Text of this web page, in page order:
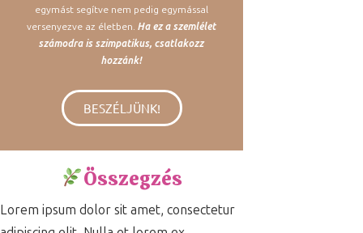
egymást segítve nem pedig egymással
versenyezve az életben. Ha ez a szemlélet
számodra is szimpatikus, csatlakozz
hozzánk!
BESZÉLJÜNK!
Összegzés
Lorem ipsum dolor sit amet, consectetur